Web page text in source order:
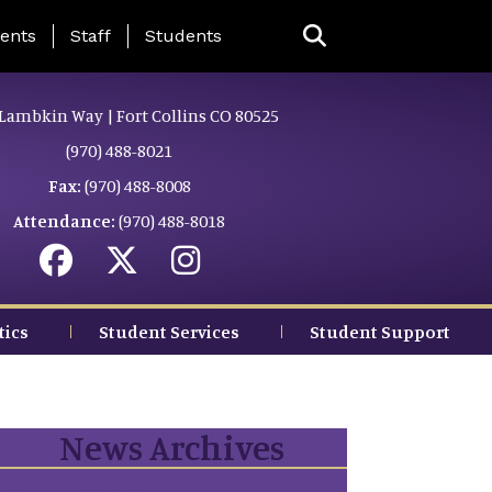
Page Menu
Staff Students
Way | Fort Collins CO 80525
(970) 488-8021
Fax: (970) 488-8008
Attendance: (970) 488-8018
Student Services Student Support
News Archives